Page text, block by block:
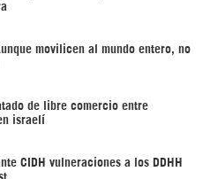
movilicen al mundo entero, no
de libre comercio entre
israelí
CIDH vulneraciones a los DDHH